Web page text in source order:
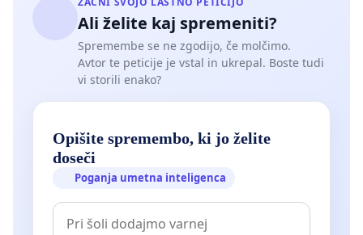
Ali želite kaj spremeniti?
Spremembe se ne zgodijo, če molčimo.
Avtor te peticije je vstal in ukrepal. Boste tudi
vi storili enako?
Opišite spremembo, ki jo želite
doseči
Poganja umetna inteligenca